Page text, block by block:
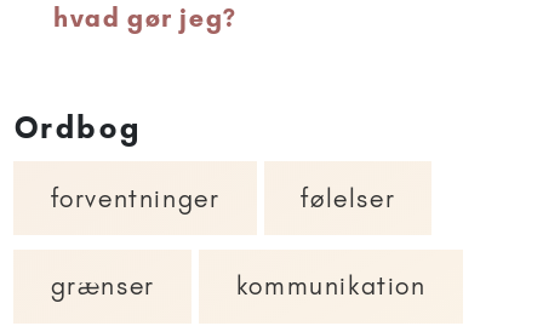
hvad gør jeg?
Ordbog
forventninger følelser
grænser kommunikation